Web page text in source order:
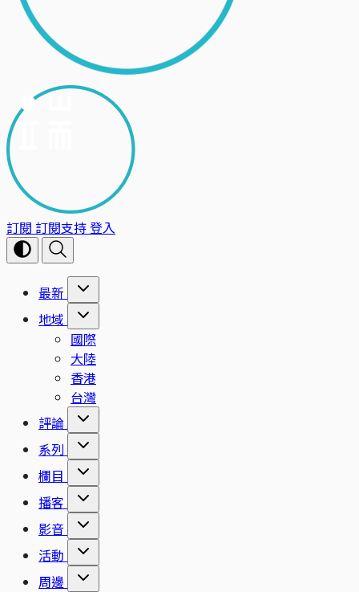
訂閱 訂閱支持登入
最新
地域
國際
大陸
香港
台灣
評論
系列
欄目
播客
影音
活動
周邊